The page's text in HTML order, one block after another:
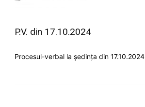
P.V. din 17.10.2024
Procesul-verbal la ședința din 17.10.2024